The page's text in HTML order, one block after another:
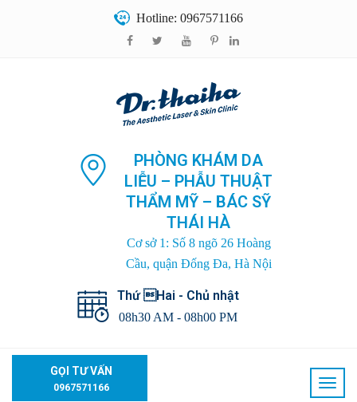
Hotline: 0967571166
PHÒNG KHÁM DA
LIỄU – PHẪU THUẬT
THẨM MỸ – BÁC SỸ
THÁI HÀ
Cơ sở 1: Số 8 ngõ 26 Hoàng
Cầu, quận Đống Đa, Hà Nội
Thứ Hai - Chủ nhật
08h30 AM - 08h00 PM
GỌI TƯ VẤN
0967571166